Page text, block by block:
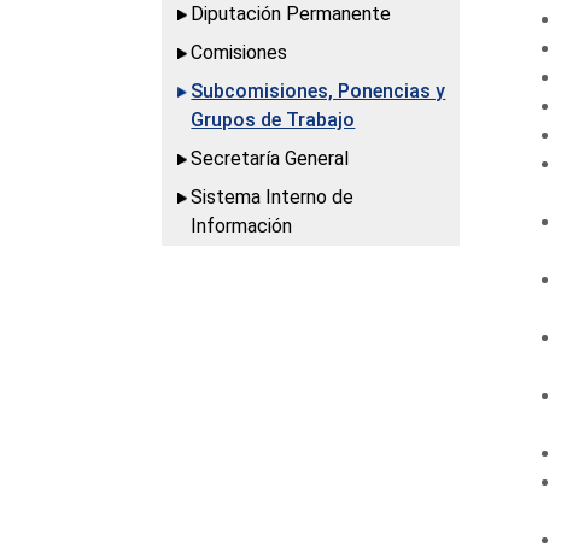
Diputación Permanente
Comisiones
Subcomisiones, Ponencias y
Grupos de Trabajo
Secretaría General
Sistema Interno de
Información